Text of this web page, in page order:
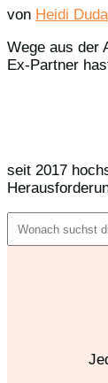
von Heidi Duda
Wege aus der
Ex-Partner
seit 2017
nach: